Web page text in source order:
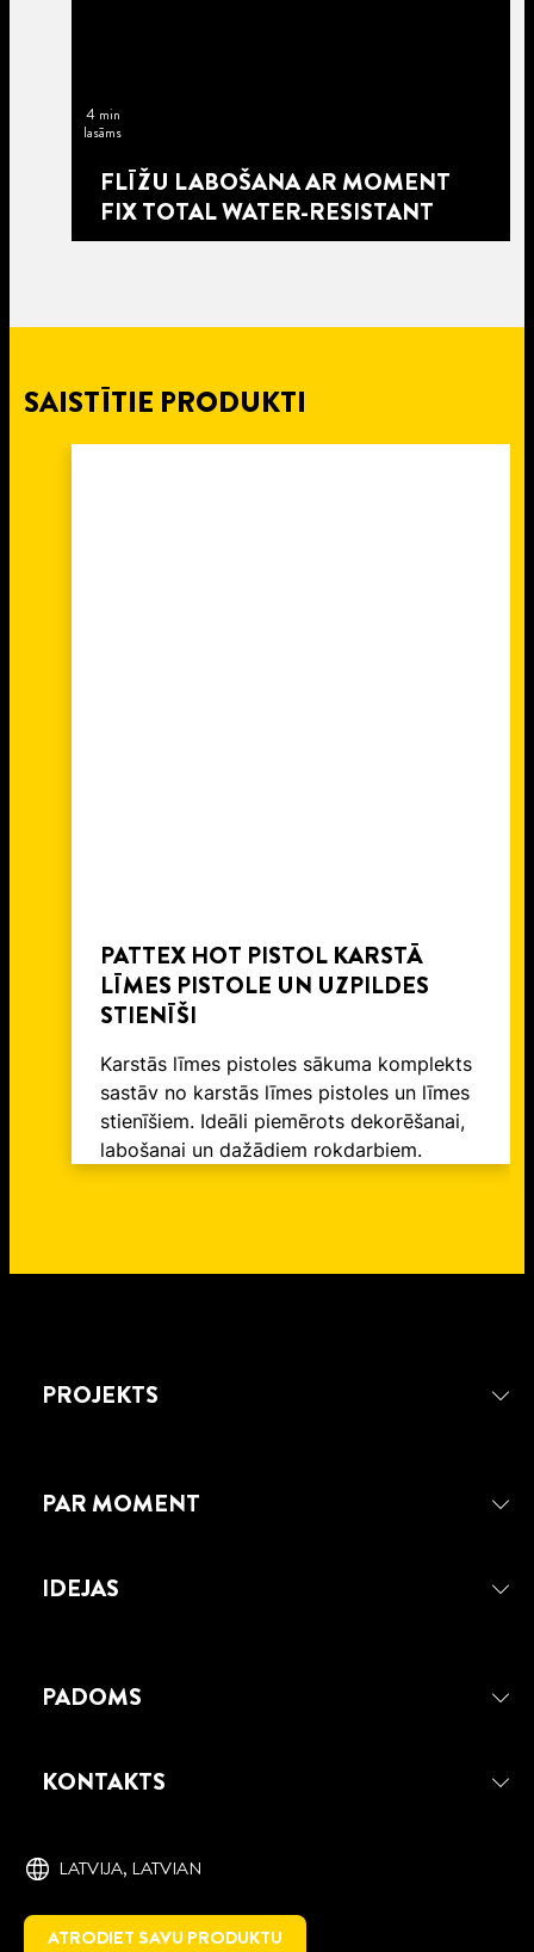
4 min
lasāms
FLĪŽU LABOŠANA AR MOMENT
FIX TOTAL WATER-RESISTANT
SAISTĪTIE PRODUKTI
PATTEX HOT PISTOL KARSTĀ
LĪMES PISTOLE UN UZPILDES
STIENĪŠI
Karstās līmes pistoles sākuma komplekts
sastāv no karstās līmes pistoles un līmes
stienīšiem. Ideāli piemērots dekorēšanai,
labošanai un dažādiem rokdarbiem.
MOMENT SPRAY IZSMIDZINĀMA
Izsmidzināma līme, kas ir labi piemērota
PROJEKTS
PAR MOMENT
IDEJAS
PADOMS
KONTAKTS
LATVIJA, ‎LATVIAN
ATRODIET SAVU PRODUKTU